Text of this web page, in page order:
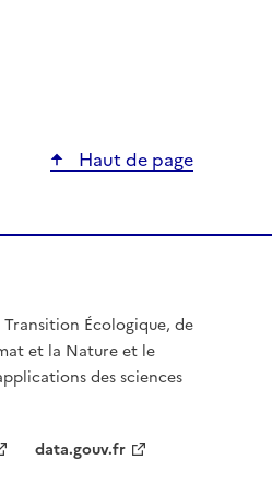
Haut de page
Écologique, de
et la Nature et le
des sciences
data.gouv.fr